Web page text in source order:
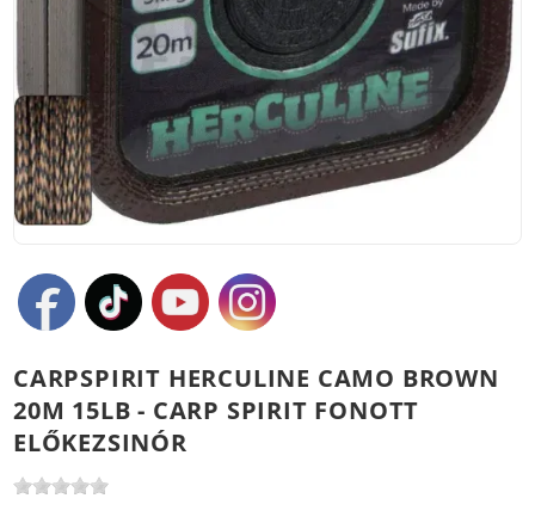
CARPSPIRIT HERCULINE CAMO BROWN
20M 15LB - CARP SPIRIT FONOTT
ELŐKEZSINÓR